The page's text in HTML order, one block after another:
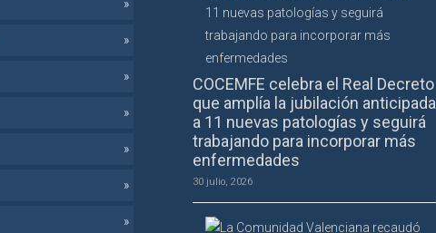
COCEMFE celebra el Real Decreto
que amplía la jubilación anticipada
a 11 nuevas patologías y seguirá
trabajando para incorporar más
enfermedades
30 julio, 2026